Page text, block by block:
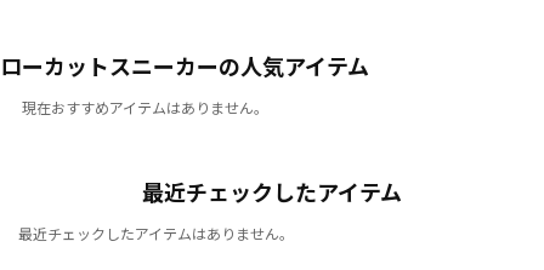
ローカットスニーカーの人気アイテム
現在おすすめアイテムはありません。
最近チェックしたアイテム
最近チェックしたアイテムはありません。